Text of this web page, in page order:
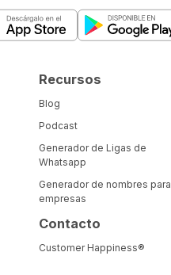
Recursos
Blog
Podcast
Generador de Ligas de
Whatsapp
Generador de nombres para
empresas
Contacto
Customer Happiness®